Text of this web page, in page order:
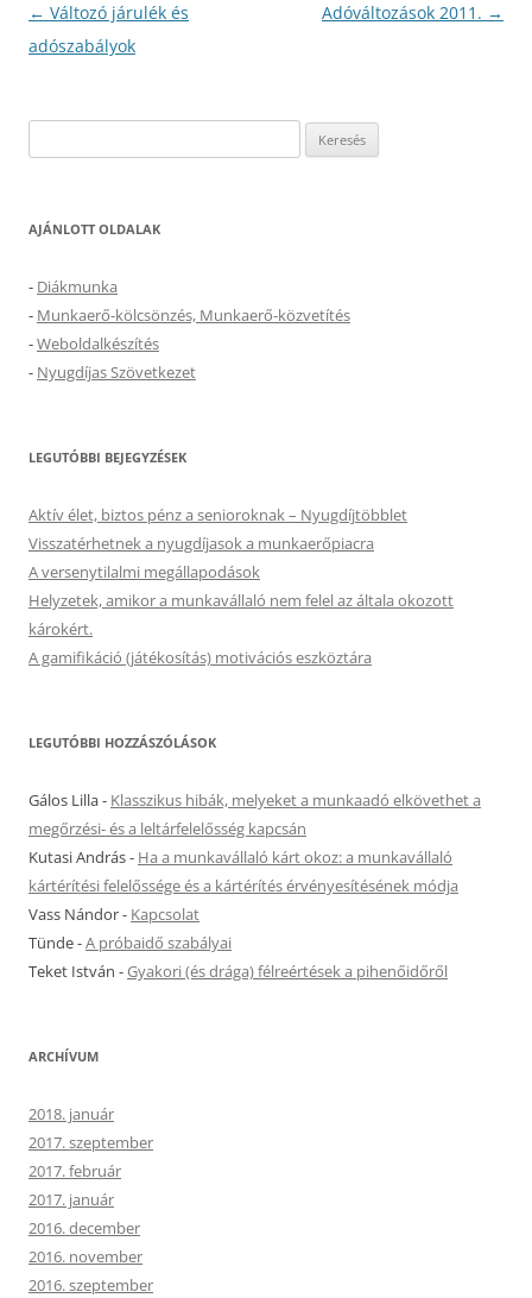
Bejegyzés
navigáció
← Változó járulék és
adószabályok
Adóváltozások 2011. →
AJÁNLOTT OLDALAK
- Diákmunka
- Munkaerő-kölcsönzés, Munkaerő-közvetítés
-Weboldalkészítés
- Nyugdíjas Szövetkezet
LEGUTÓBBI BEJEGYZÉSEK
Aktív élet, biztos pénz a senioroknak – Nyugdíjtöbblet
Visszatérhetnek a nyugdíjasok a munkaerőpiacra
A versenytilalmi megállapodások
Helyzetek, amikor a munkavállaló nem felel az általa okozott
károkért.
A gamifikáció (játékosítás) motivációs eszköztára
LEGUTÓBBI HOZZÁSZÓLÁSOK
Gálos Lilla- Klasszikus hibák, melyeket a munkaadó elkövethet a
megőrzési- és a leltárfelelősség kapcsán
Kutasi András- Ha a munkavállaló kárt okoz: a munkavállaló
kártérítési felelőssége és a kártérítés érvényesítésének módja
Vass Nándor- Kapcsolat
Tünde-A próbaidő szabályai
Teket István -Gyakori (és drága) félreértések a pihenőidőről
ARCHÍVUM
2018. január
2017. szeptember
2017. február
2017. január
2016. december
2016. november
2016. szeptember